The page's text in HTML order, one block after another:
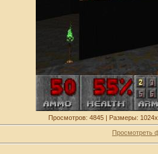
Просмотров: 4845 | Размеры:
Просмотреть